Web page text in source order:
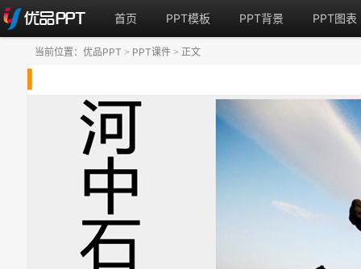
首页 PPT模板 PPT背景 PPT图表
当前位置： 优品PPT > PPT课件 > 正文